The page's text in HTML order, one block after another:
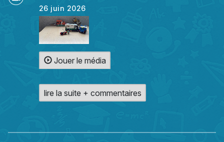
26 juin 2026
Jouer le média
lire la suite + commentaires